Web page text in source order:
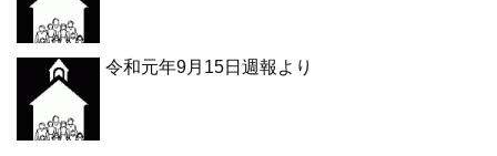
令和元年9月15日週報より